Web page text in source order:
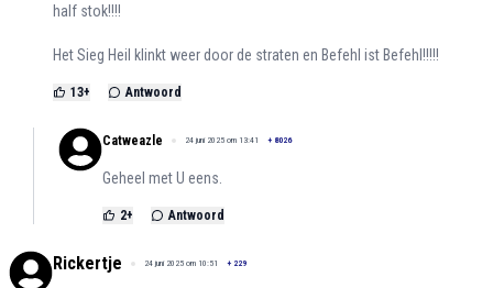
half stok!!!!
Het Sieg Heil klinkt weer door de straten en Befehl ist Befehl!!!!!
13+ Antwoord
Catweazle 24 juni 2025 om 13:41 + 8026
Geheel met U eens.
2+ Antwoord
Rickertje 24 juni 2025 om 10:51 + 229